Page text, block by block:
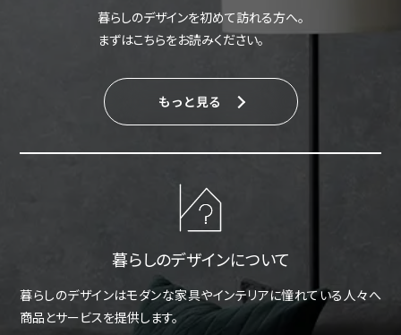
暮らしのデザインを初めて訪れる方へ。
まずはこちらをお読みください。
もっと見る
暮らしのデザインについて
暮らしのデザインはモダンな家具やインテリアに憧れている人々へ
商品とサービスを提供します。